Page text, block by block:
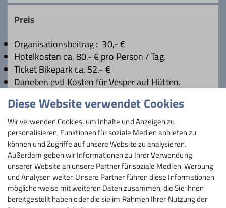
Preis
Organisationsbeitrag : 30,- €
Hotelkosten ca. 80.- € pro Person / Tag.
Ticket Bikepark ca. 52.- €
Daneben evtl Kosten für Vesper auf Hütten.
Maximale Teilnehmeranzahl
8
Diese Website verwendet Cookies
Wir verwenden Cookies, um Inhalte und Anzeigen zu
personalisieren, Funktionen für soziale Medien anbieten zu
können und Zugriffe auf unsere Website zu analysieren.
Außerdem geben wir Informationen zu Ihrer Verwendung
unserer Website an unsere Partner für soziale Medien, Werbung
und Analysen weiter. Unsere Partner führen diese Informationen
möglicherweise mit weiteren Daten zusammen, die Sie ihnen
bereitgestellt haben oder die sie im Rahmen Ihrer Nutzung der